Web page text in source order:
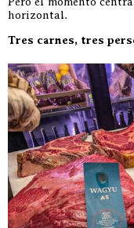
horizontal.
Tres carnes, tres